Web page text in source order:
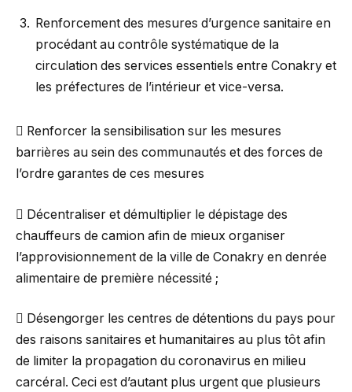
Renforcement des mesures d’urgence sanitaire en
procédant au contrôle systématique de la
circulation des services essentiels entre Conakry et
les préfectures de l’intérieur et vice-versa.
 Renforcer la sensibilisation sur les mesures
barrières au sein des communautés et des forces de
l’ordre garantes de ces mesures
 Décentraliser et démultiplier le dépistage des
chauffeurs de camion afin de mieux organiser
l’approvisionnement de la ville de Conakry en denrée
alimentaire de première nécessité ;
 Désengorger les centres de détentions du pays pour
des raisons sanitaires et humanitaires au plus tôt afin
de limiter la propagation du coronavirus en milieu
carcéral. Ceci est d’autant plus urgent que plusieurs